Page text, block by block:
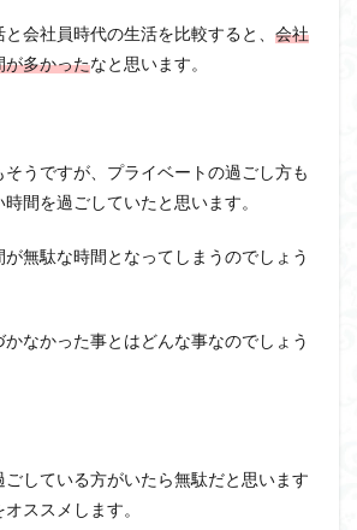
会社員時代の生活を比較すると、 会社
が多かったなと思います。
うですが、プライベートの過ごし方も
間を過ごしていたと思います。
無駄な時間となってしまうのでしょう
なかった事とはどんな事なのでしょう
している方がいたら無駄だと思います
ススメします。